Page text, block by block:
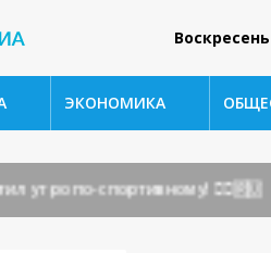
ЭКОНОМИКА
по-спортивному! 🏃‍♂️🇷🇺